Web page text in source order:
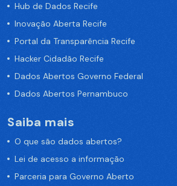
Hub de Dados Recife
Inovação Aberta Recife
Portal da Transparência Recife
Hacker Cidadão Recife
Dados Abertos Governo Federal
Dados Abertos Pernambuco
Saiba mais
O que são dados abertos?
Lei de acesso a informação
Parceria para Governo Aberto